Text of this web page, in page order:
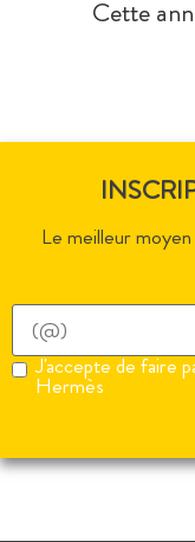
Cette
Le meilleur
J'accepte de faire
Hermès